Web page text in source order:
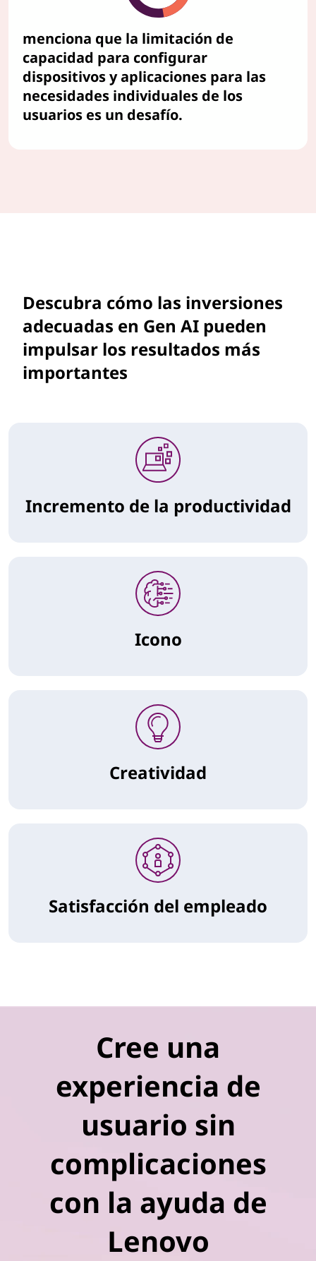
menciona que la limitación de
capacidad para configurar
dispositivos y aplicaciones para las
necesidades individuales de los
usuarios es un desafío.
Descubra cómo las inversiones
adecuadas en Gen AI pueden
impulsar los resultados más
importantes
Incremento de la productividad
Icono
Creatividad
Satisfacción del empleado
Cree una
experiencia de
usuario sin
complicaciones
con la ayuda de
Lenovo